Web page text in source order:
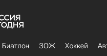
Биатлон ЗОЖ Хоккей